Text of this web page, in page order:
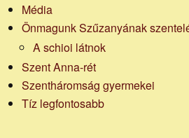
Média
Önmagunk Szűzanyának
A schioi látnok
Szent Anna-rét
Szentháromság gyermekei
Tíz legfontosabb